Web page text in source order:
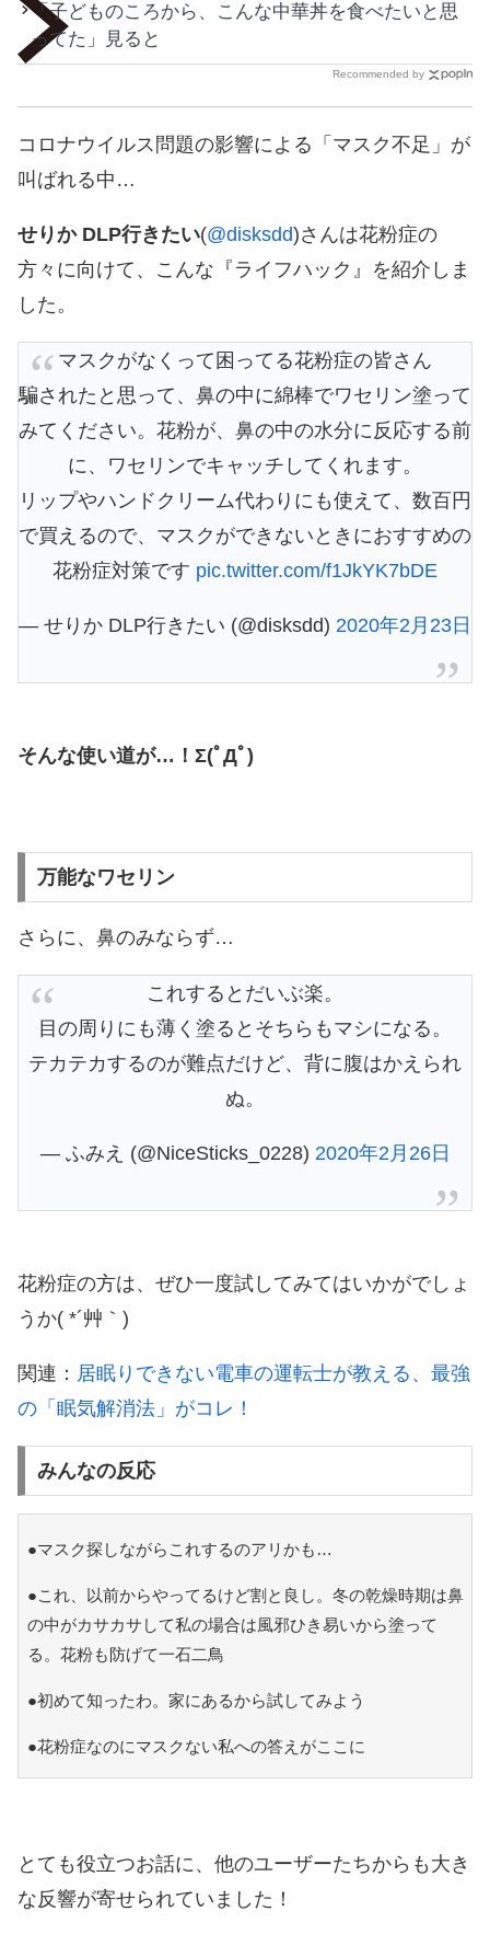
「子どものころから、こんな中華丼を食べたいと思
ってた」見ると
Recommended by
コロナウイルス問題の影響による「マスク不足」が
叫ばれる中…
せりか DLP行きたい(@disksdd)さんは花粉症の
方々に向けて、こんな『ライフハック』を紹介しま
した。
マスクがなくって困ってる花粉症の皆さん
騙されたと思って、鼻の中に綿棒でワセリン塗って
みてください。花粉が、鼻の中の水分に反応する前
に、ワセリンでキャッチしてくれます。
リップやハンドクリーム代わりにも使えて、数百円
で買えるので、マスクができないときにおすすめの
花粉症対策です pic.twitter.com/f1JkYK7bDE
— せりか DLP行きたい (@disksdd) 2020年2月23日
そんな使い道が…！Σ(ﾟДﾟ)
万能なワセリン
さらに、鼻のみならず…
これするとだいぶ楽。
目の周りにも薄く塗るとそちらもマシになる。
テカテカするのが難点だけど、背に腹はかえられ
ぬ。
— ふみえ (@NiceSticks_0228) 2020年2月26日
花粉症の方は、ぜひ一度試してみてはいかがでしょ
うか( *´艸｀)
関連： 居眠りできない電車の運転士が教える、最強
の「眠気解消法」がコレ！
みんなの反応
●マスク探しながらこれするのアリかも…
●これ、以前からやってるけど割と良し。冬の乾燥時期は鼻
の中がカサカサして私の場合は風邪ひき易いから塗って
る。花粉も防げて一石二鳥
●初めて知ったわ。家にあるから試してみよう
●花粉症なのにマスクない私への答えがここに
とても役立つお話に、他のユーザーたちからも大き
な反響が寄せられていました！